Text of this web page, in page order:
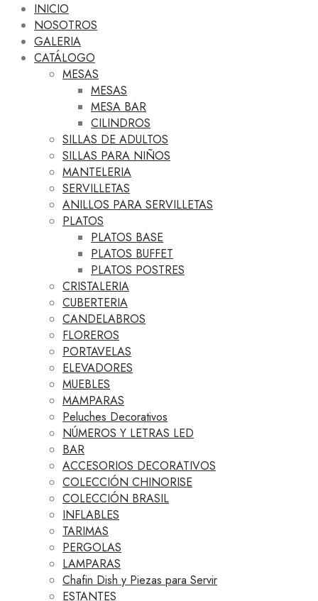
INICIO
NOSOTROS
GALERIA
CATÁLOGO
MESAS
MESAS
MESA BAR
CILINDROS
SILLAS DE ADULTOS
SILLAS PARA NIÑOS
MANTELERIA
SERVILLETAS
ANILLOS PARA SERVILLETAS
PLATOS
PLATOS BASE
PLATOS BUFFET
PLATOS POSTRES
CRISTALERIA
CUBERTERIA
CANDELABROS
FLOREROS
PORTAVELAS
ELEVADORES
MUEBLES
MAMPARAS
Peluches Decorativos
NÚMEROS Y LETRAS LED
BAR
ACCESORIOS DECORATIVOS
COLECCIÓN CHINORISE
COLECCIÓN BRASIL
INFLABLES
TARIMAS
PERGOLAS
LAMPARAS
Chafin Dish y Piezas para Servir
ESTANTES